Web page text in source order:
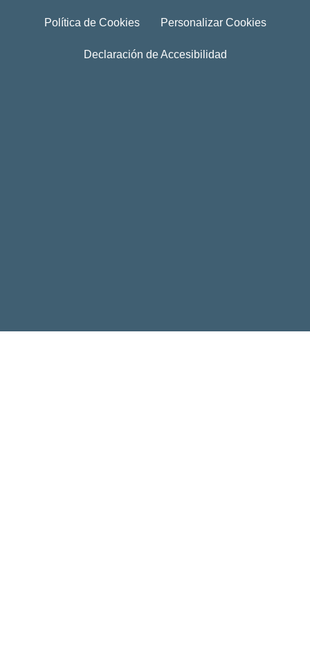
Política de Cookies Personalizar Cookies
Declaración de Accesibilidad